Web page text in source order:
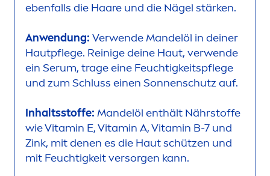
ebenfalls die Haare und die Nägel stärken.
Anwendung: Verwende Mandelöl in deiner
Hautpflege. Reinige deine Haut, verwende
ein Serum, trage eine Feuchtigkeitspflege
und zum Schluss einen Sonnenschutz auf.
Inhaltsstoffe: Mandelöl enthält Nährstoffe
wieVitamin E,Vitamin A,Vitamin B-7 und
Zink, mit denen es die Haut schützen und
mit Feuchtigkeit versorgen kann.